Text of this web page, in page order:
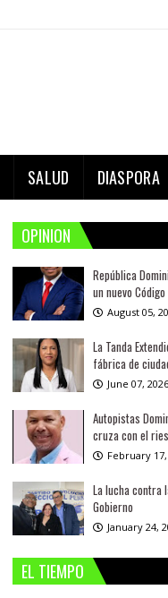
SALUD DIASPORA
OPINION
República
un nuevo
August 05,
La Tanda
fábrica de
June 07, 2026
Autopistas
cruza con el
February
La lucha contra
Gobierno
January 24,
EL TIEMPO